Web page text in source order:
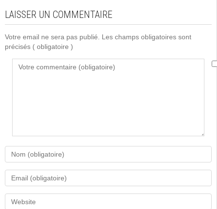
LAISSER UN COMMENTAIRE
Votre email ne sera pas publié. Les champs obligatoires sont
précisés ( obligatoire )